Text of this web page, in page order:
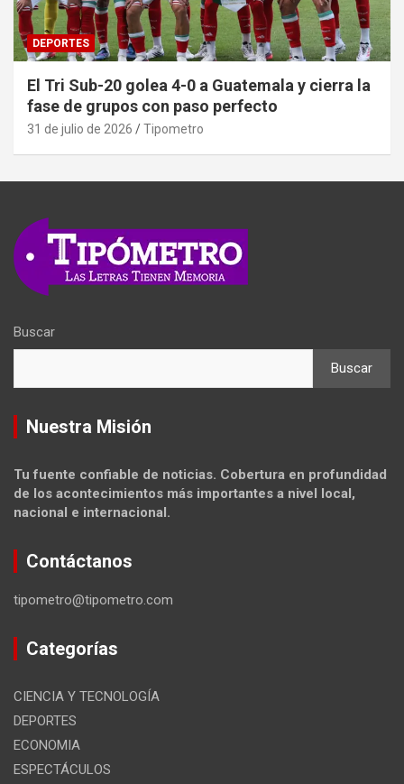
DEPORTES
El Tri Sub-20 golea 4-0 a Guatemala y cierra la
fase de grupos con paso perfecto
31 de julio de 2026 Tipometro
Buscar
Buscar
Nuestra Misión
Tu fuente confiable de noticias. Cobertura en profundidad
de los acontecimientos más importantes a nivel local,
nacional e internacional.
Contáctanos
tipometro@tipometro.com
Categorías
CIENCIA Y TECNOLOGÍA
DEPORTES
ECONOMIA
ESPECTÁCULOS